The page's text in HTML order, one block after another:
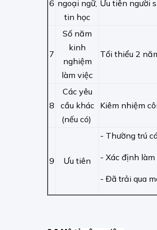
6 ngoại ngữ,
tin học
Ưu tiên người
7
Số năm
kinh
nghiệm
làm việc
Tối thiểu 2
8
Các yêu
cầu khác
(nếu có)
Kiêm nhiệm
9 Ưu tiên
- Thường trú
- Xác định làm
- Đã trải qua